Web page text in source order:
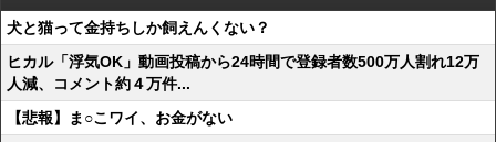
犬と猫って金持ちしか飼えんくない？
ヒカル「浮気OK」動画投稿から24時間で登録者数500万人割れ12万
人減、コメント約４万件...
【悲報】ま○こワイ、お金がない